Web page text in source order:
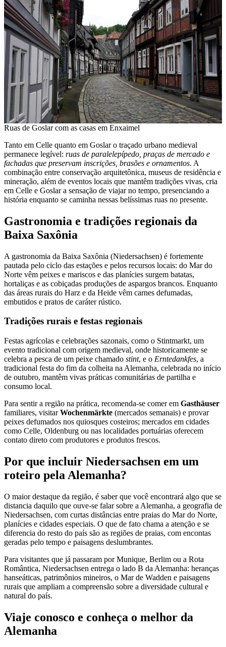
Ruas de Goslar com as casas em Enxaimel
Tanto em Celle quanto em Goslar o traçado urbano medieval
permanece legível: ruas de paralelepípedo, praças de mercado e
fachadas que preservam inscrições, brasões e ornamentos. A
combinação entre conservação arquitetônica, museus de residência e
mineração, além de eventos locais que mantêm tradições vivas, cria
em Celle e Goslar a sensação de viajar no tempo, presenciando a
história enquanto se caminha nessas belíssimas ruas no presente.
Gastronomia e tradições regionais da
Baixa Saxônia
A gastronomia da Baixa Saxônia (Niedersachsen) é fortemente
pautada pelo ciclo das estações e pelos recursos locais: do Mar do
Norte vêm peixes e mariscos e das planícies surgem batatas,
hortaliças e as cobiçadas produções de aspargos brancos. Enquanto
das áreas rurais do Harz e da Heide vêm carnes defumadas,
embutidos e pratos de caráter rústico.
Tradições rurais e festas regionais
Festas agrícolas e celebrações sazonais, como o Stintmarkt, um
evento tradicional com origem medieval, onde historicamente se
celebra a pesca de um peixe chamado stint, e o Erntedankfes, a
tradicional festa do fim da colheita na Alemanha, celebrada no início
de outubro, mantêm vivas práticas comunitárias de partilha e
consumo local.
Para sentir a região na prática, recomenda-se comer em Gasthäuser
familiares, visitarWochenmärkte (mercados semanais) e provar
peixes defumados nos quiosques costeiros; mercados em cidades
como Celle, Oldenburg ou nas localidades portuárias oferecem
contato direto com produtores e produtos frescos.
Por que incluir Niedersachsen em um
roteiro pela Alemanha?
O maior destaque da região, é saber que você encontrará algo que se
distancia daquilo que ouve-se falar sobre a Alemanha, a geografia de
Niedersachsen, com curtas distâncias entre praias do Mar do Norte,
planícies e cidades especiais. O que de fato chama a atenção e se
diferencia do resto do país são as regiões de praias, com encontas
geradas pelo tempo e paisagens deslumbrantes.
Para visitantes que já passaram por Munique, Berlim ou a Rota
Romântica, Niedersachsen entrega o lado B da Alemanha: heranças
hanseáticas, patrimônios mineiros, o Mar de Wadden e paisagens
rurais que ampliam a compreensão sobre a diversidade cultural e
natural do país.
Viaje conosco e conheça o melhor da
Alemanha